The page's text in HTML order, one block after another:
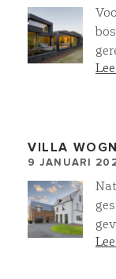
VILLA
9 JANUARI